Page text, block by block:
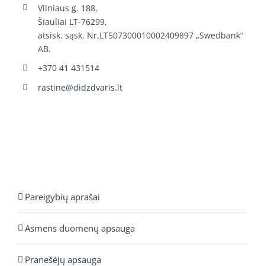
Vilniaus g. 188,
Šiauliai LT-76299,
atsisk. sąsk. Nr.LT507300010002409897 „Swedbank“
AB.
+370 41 431514
rastine@didzdvaris.lt
Pareigybių aprašai
Asmens duomenų apsauga
Pranešėjų apsauga